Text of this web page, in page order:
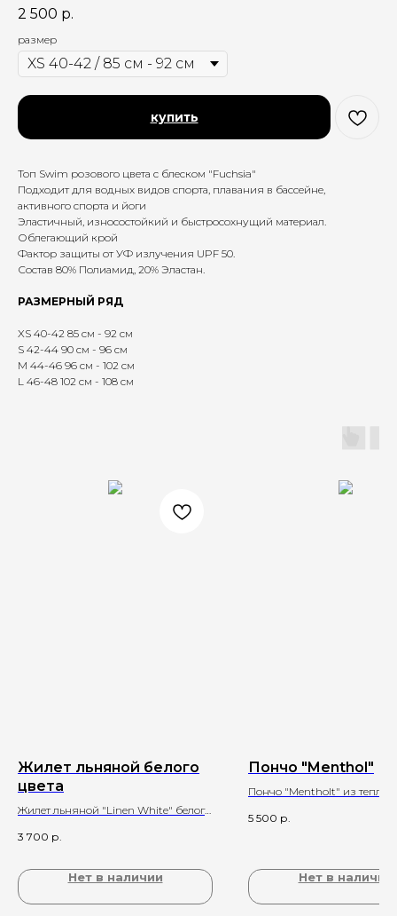
2 500 р.
размер
купить
Топ Swim розового цвета c блеском "Fuchsia"
Подходит для водных видов спорта, плавания в бассейне,
активного спорта и йоги
Эластичный, износостойкий и быстросохнущий материал.
Облегающий крой
Фактор защиты от УФ излучения UPF 50.
Состав 80% Полиамид, 20% Эластан.
РАЗМЕРНЫЙ РЯД
XS 40-42 85 см - 92 см
S 42-44 90 см - 96 см
M 44-46 96 см - 102 см
L 46-48 102 см - 108 см
Жилет льняной белого
цвета
Жилет льняной "Linen White" белого
3 700 р.
Нет в наличии
Пончо "Menthol"
Пончо "Mentholt" из
5 500 р.
Нет в наличии